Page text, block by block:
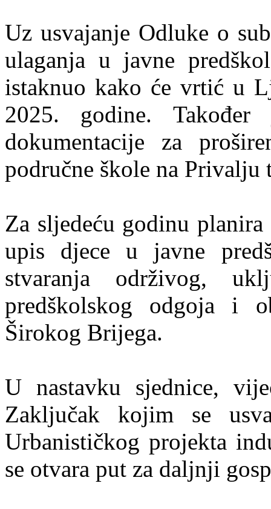
Uz usvajanje Odluke o
ulaganja u javne
istaknuo kako će vrtić u
2025. godine.
dokumentacije za
područne škole na Privalju
Za sljedeću godinu
upis djece u javne
stvaranja održivog,
predškolskog odgoja i
Širokog Brijega.
U nastavku sjednice,
Zaključak kojim se
Urbanističkog projekta
se otvara put za daljnji